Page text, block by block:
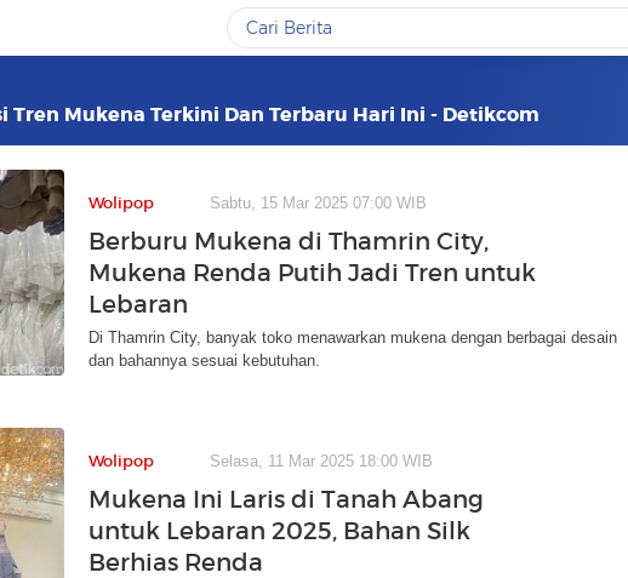
Tren Mukena Terkini Dan Terbaru Hari Ini - Detikcom
Wolipop Sabtu, 15 Mar 2025 07:00 WIB
Berburu Mukena di Thamrin City,
Mukena Renda Putih Jadi Tren untuk
Lebaran
Di Thamrin City, banyak toko menawarkan mukena dengan berbagai desain
dan bahannya sesuai kebutuhan.
Wolipop Selasa, 11 Mar 2025 18:00 WIB
Mukena Ini Laris di Tanah Abang
untuk Lebaran 2025, Bahan Silk
Berhias Renda